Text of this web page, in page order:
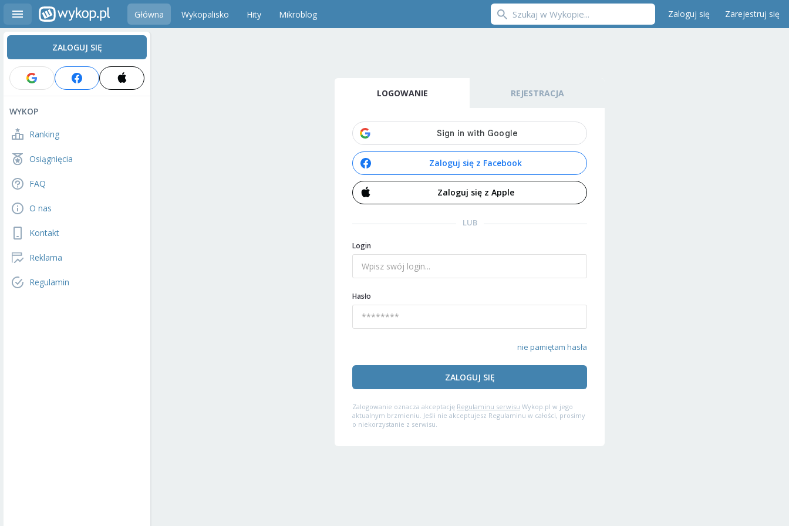
Główna Wykopalisko Hity Mikroblog Zaloguj się Zarejestruj się
ZALOGUJ SIĘ
WYKOP
Ranking
Osiągnięcia
FAQ
O nas
Kontakt
Reklama
Regulamin
LOGOWANIE REJESTRACJA
Zaloguj się z Facebook
Zaloguj się z Apple
LUB
Login
Hasło
nie pamiętam hasła
ZALOGUJ SIĘ
Zalogowanie oznacza akceptację Regulaminu serwisu Wykop.pl w jego
aktualnym brzmieniu. Jeśli nie akceptujesz Regulaminu w całości, prosimy
o niekorzystanie z serwisu.